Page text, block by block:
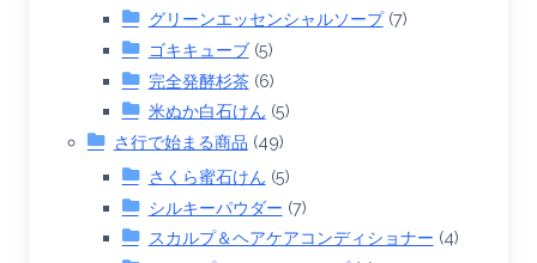
グリーンエッセンシャルソープ(7)
ゴキキューブ(5)
完全発酵杉茶(6)
米ぬか白石けん (5)
さ行で始まる商品 (49)
さくら蜜石けん (5)
シルキーパウダー (7)
スカルプ＆ヘアケアコンディショナー (4)